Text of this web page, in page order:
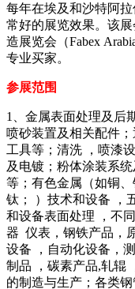
每年在埃及和沙特阿
常好的展览效果。该
造展览会（Fabex
专业买家。
参展范围
1、金属表面处理及后
喷砂装置及相关配件
工具等；清洗 ，喷漆
及电镀；粉体涂装系
等；有色金属（如铜
钛； ）技术和设备 ，
和设备表面处理 ，不
器 仪表，钢铁产品，
设备 ，自动化设备，
制品 ，碳素产品,轧辊
的制造与生产；各类